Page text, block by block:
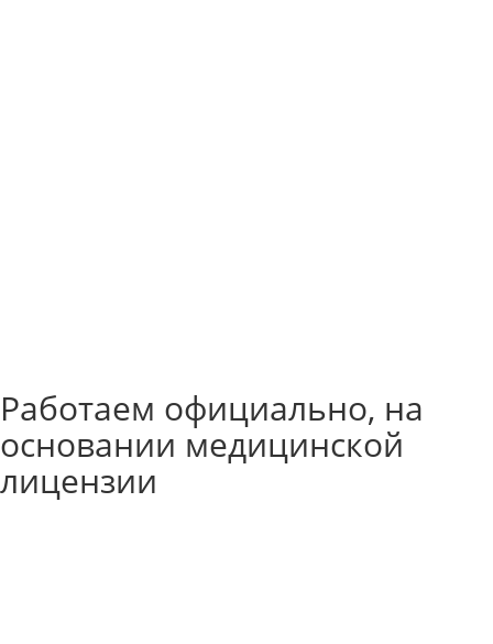
Работаем официально, на
основании медицинской
лицензии